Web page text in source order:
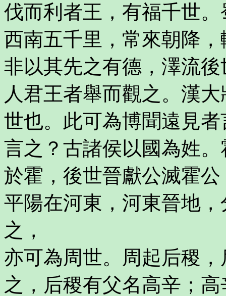
伐而利者王，有福千世
西南五千里，常來朝降
非以其先之有德，澤流
人君王者舉而觀之。漢
世也。此可為博聞遠見
言之？古諸侯以國為姓
於霍，後世晉獻公滅霍
平陽在河東，河東晉地
之，
亦可為周世。周起后稷
之，后稷有父名高辛；